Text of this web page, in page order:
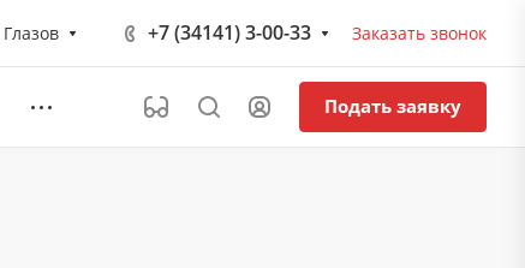
Глазов +7 (34141) 3-00-33 Заказать звонок
Подать заявку